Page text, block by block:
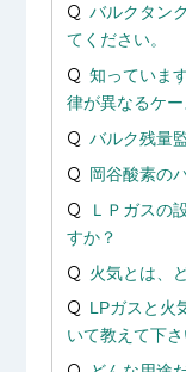
バルクタン
てください。
知っていま
律が異なるケー
バルク残量
岡谷酸素の
ＬＰガスの
すか？
火気とは、
LPガスと火
いて教えて下さ